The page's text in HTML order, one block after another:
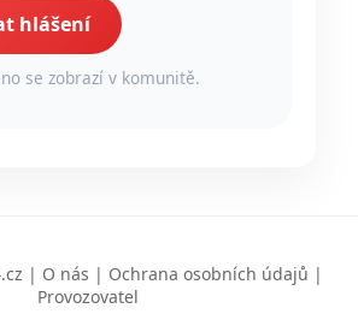
hlášení
se zobrazí v komunitě.
| O nás | Ochrana osobních údajů |
Provozovatel